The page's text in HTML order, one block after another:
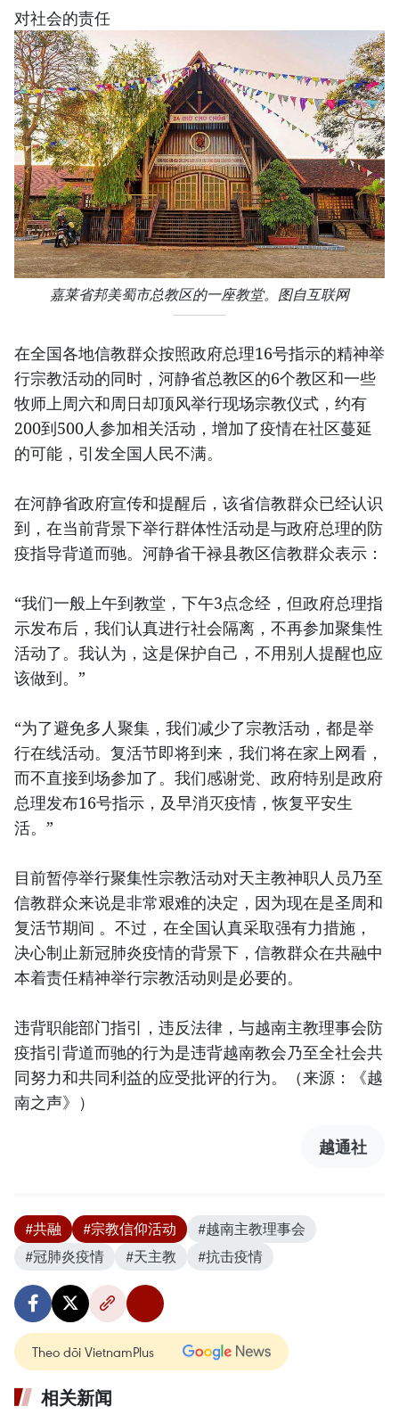
对社会的责任
嘉莱省邦美蜀市总教区的一座教堂。图自互联网
在全国各地信教群众按照政府总理16号指示的精神举
行宗教活动的同时，河静省总教区的6个教区和一些
牧师上周六和周日却顶风举行现场宗教仪式，约有
200到500人参加相关活动，增加了疫情在社区蔓延
的可能，引发全国人民不满。
在河静省政府宣传和提醒后，该省信教群众已经认识
到，在当前背景下举行群体性活动是与政府总理的防
疫指导背道而驰。河静省干禄县教区信教群众表示：
“我们一般上午到教堂，下午3点念经，但政府总理指
示发布后，我们认真进行社会隔离，不再参加聚集性
活动了。我认为，这是保护自己，不用别人提醒也应
该做到。”
“为了避免多人聚集，我们减少了宗教活动，都是举
行在线活动。复活节即将到来，我们将在家上网看，
而不直接到场参加了。我们感谢党、政府特别是政府
总理发布16号指示，及早消灭疫情，恢复平安生
活。”
目前暂停举行聚集性宗教活动对天主教神职人员乃至
信教群众来说是非常艰难的决定，因为现在是圣周和
复活节期间 。不过，在全国认真采取强有力措施，
决心制止新冠肺炎疫情的背景下，信教群众在共融中
本着责任精神举行宗教活动则是必要的。
违背职能部门指引，违反法律，与越南主教理事会防
疫指引背道而驰的行为是违背越南教会乃至全社会共
同努力和共同利益的应受批评的行为。（来源：《越
南之声》）
越通社
#共融 #宗教信仰活动
#越南主教理事会
#冠肺炎疫情
#天主教 #抗击疫情
Theo dõi VietnamPlus
相关新闻